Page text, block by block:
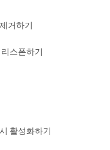
거하기
스폰하기
활성화하기